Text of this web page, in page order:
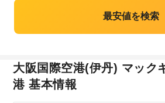
最安値を検索
大阪国際空港(伊丹) マック
港 基本情報